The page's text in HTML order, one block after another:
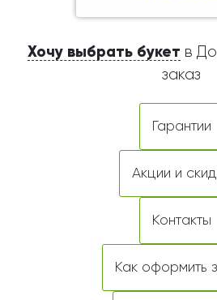
Хочу выбрать букет в
заказ
Гарантии
Акции и
Контакты
Как оформить